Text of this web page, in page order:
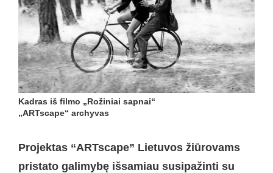
Kadras iš filmo „Rožiniai sapnai“
„ARTscape“ archyvas
Projektas “ARTscape” Lietuvos žiūrovams
pristato galimybę išsamiau susipažinti su